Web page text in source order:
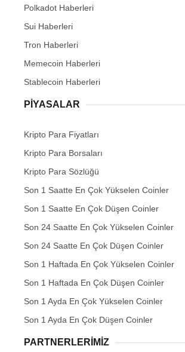
Polkadot Haberleri
Sui Haberleri
Tron Haberleri
Memecoin Haberleri
Stablecoin Haberleri
PIYASALAR
Kripto Para Fiyatları
Kripto Para Borsaları
Kripto Para Sözlüğü
Son 1 Saatte En Çok Yükselen Coinler
Son 1 Saatte En Çok Düşen Coinler
Son 24 Saatte En Çok Yükselen Coinler
Son 24 Saatte En Çok Düşen Coinler
Son 1 Haftada En Çok Yükselen Coinler
Son 1 Haftada En Çok Düşen Coinler
Son 1 Ayda En Çok Yükselen Coinler
Son 1 Ayda En Çok Düşen Coinler
PARTNERLERIMIZ